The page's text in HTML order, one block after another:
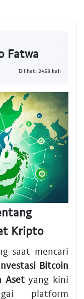
Fatwa
Dilihat: 2458 kali
Kripto
saat mencari
Bitcoin
Asetyang kini
platform